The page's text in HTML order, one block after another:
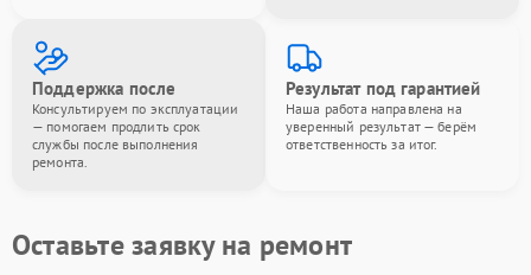
Поддержка после
Консультируем по эксплуатации
— помогаем продлить срок
службы после выполнения
ремонта.
Результат под гарантией
Наша работа направлена на
уверенный результат — берём
ответственность за итог.
Оставьте заявку на ремонт